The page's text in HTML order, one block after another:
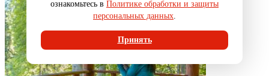
ознакомьтесь в Политике обработки и защиты
персональных данных.
Принять